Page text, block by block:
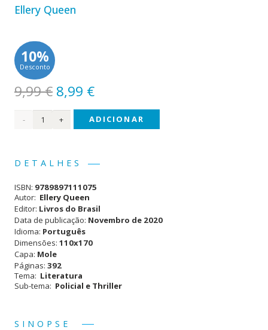
Ellery Queen
10%
Desconto
9,99€ O
preço
original
9,99 €.
8,99 €O
preço
atual
Quantidade
Cruz
Egípcia
ADICIONAR
DETALHES
ISBN: 9789897111075
Autor: Ellery Queen
Editor: Livros do Brasil
Data de publicação: Novembro de 2020
Idioma: Português
Dimensões: 110x170
Capa: Mole
Páginas: 392
Tema: Literatura
Sub-tema: Policial e Thriller
SINOPSE